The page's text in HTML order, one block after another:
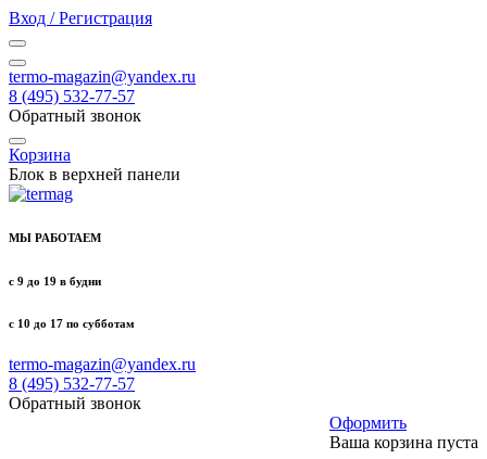
Вход / Регистрация
termo-magazin@yandex.ru
8 (495) 532-77-57
Обратный звонок
Корзина
Блок в верхней панели
МЫ РАБОТАЕМ
с 9 до 19 в будни
с 10 до 17 по субботам
termo-magazin@yandex.ru
8 (495) 532-77-57
Обратный звонок
Оформить
Ваша корзина пуста